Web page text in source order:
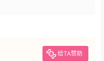
给TA赞助